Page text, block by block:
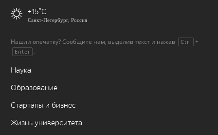
+15
Санкт-Петербург, Россия
Нашли опечатку? Сообщите нам, выделив текст и нажав Ctrl +
Enter .
Наука
Образование
Стартапы и бизнес
Жизнь университета